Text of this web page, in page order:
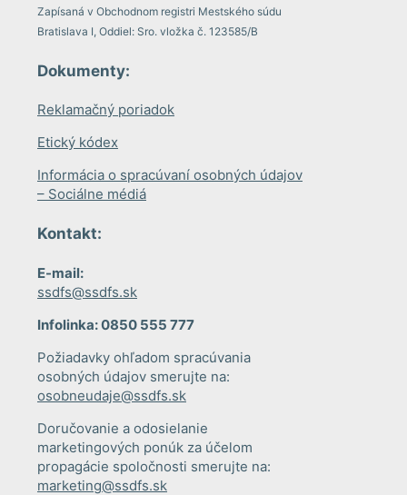
Zapísaná v Obchodnom registri Mestského súdu
Bratislava I, Oddiel: Sro. vložka č. 123585/B
Dokumenty:
Reklamačný poriadok
Etický kódex
Informácia o spracúvaní osobných údajov
– Sociálne médiá
Kontakt:
E-mail:
ssdfs@ssdfs.sk
Infolinka: 0850 555 777
Požiadavky ohľadom spracúvania
osobných údajov smerujte na:
osobneudaje@ssdfs.sk
Doručovanie a odosielanie
marketingových ponúk za účelom
propagácie spoločnosti smerujte na:
marketing@ssdfs.sk